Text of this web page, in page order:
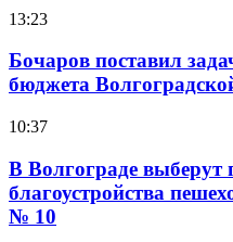
13:23
Бочаров поставил
бюджета
10:37
В Волгограде выберут
благоустройства
№ 10